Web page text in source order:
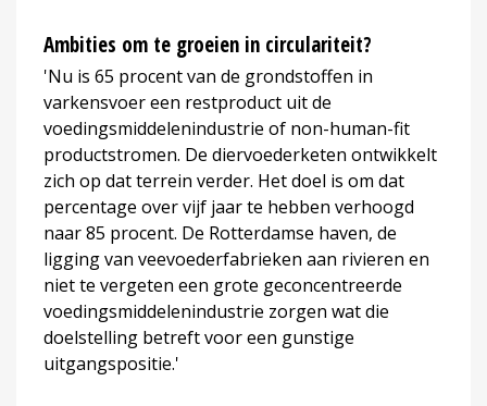
Ambities om te groeien in circulariteit?
'Nu is 65 procent van de grondstoffen in
varkensvoer een restproduct uit de
voedingsmiddelenindustrie of non-human-fit
productstromen. De diervoederketen ontwikkelt
zich op dat terrein verder. Het doel is om dat
percentage over vijf jaar te hebben verhoogd
naar 85 procent. De Rotterdamse haven, de
ligging van veevoederfabrieken aan rivieren en
niet te vergeten een grote geconcentreerde
voedingsmiddelenindustrie zorgen wat die
doelstelling betreft voor een gunstige
uitgangspositie.'